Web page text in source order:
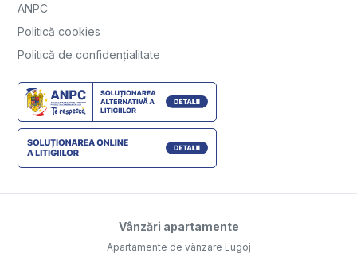
ANPC
Politică cookies
Politică de confidențialitate
Vânzări apartamente
Apartamente de vânzare Lugoj